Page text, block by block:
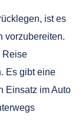
ist es
vorzubereiten.
Reise
Es gibt eine
Einsatz im Auto